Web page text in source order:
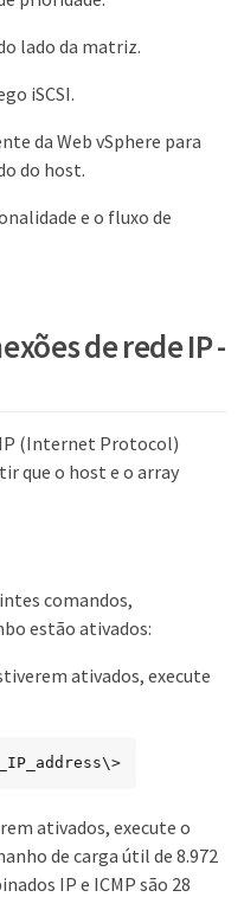
lado da matriz.
iSCSI.
da Web vSphere para
do host.
e o fluxo de
de rede IP -
IP (Internet Protocol)
que o host e o array
comandos,
estão ativados:
ativados, execute
ativados, execute o
de carga útil de 8.972
IP e ICMP são 28